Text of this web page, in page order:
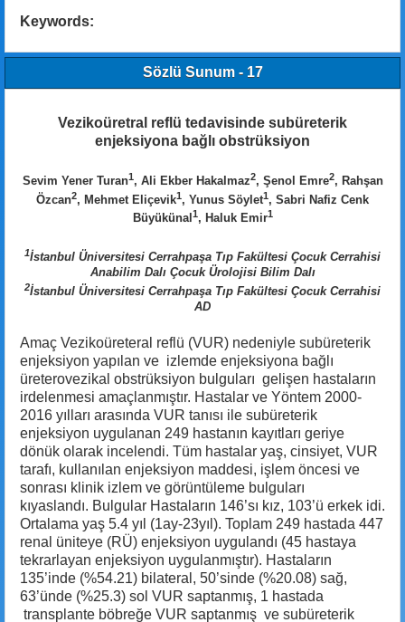
Keywords:
Sözlü Sunum - 17
Vezikoüretral reflü tedavisinde subüreterik
enjeksiyona bağlı obstrüksiyon
Sevim Yener Turan1, Ali Ekber Hakalmaz2, Şenol Emre2, Rahşan
Özcan2, Mehmet Eliçevik1, Yunus Söylet1, Sabri Nafiz Cenk
Büyükünal 1, Haluk Emir1
1İstanbul Üniversitesi Cerrahpaşa Tıp Fakültesi Çocuk Cerrahisi
Anabilim Dalı Çocuk Ürolojisi Bilim Dalı
2İstanbul Üniversitesi Cerrahpaşa Tıp Fakültesi Çocuk Cerrahisi
AD
Amaç Vezikoüreteral reflü (VUR) nedeniyle subüreterik
enjeksiyon yapılan ve izlemde enjeksiyona bağlı
üreterovezikal obstrüksiyon bulguları gelişen hastaların
irdelenmesi amaçlanmıştır. Hastalar ve Yöntem 2000-
2016 yılları arasında VUR tanısı ile subüreterik
enjeksiyon uygulanan 249 hastanın kayıtları geriye
dönük olarak incelendi. Tüm hastalar yaş, cinsiyet, VUR
tarafı, kullanılan enjeksiyon maddesi, işlem öncesi ve
sonrası klinik izlem ve görüntüleme bulguları
kıyaslandı. Bulgular Hastaların 146’sı kız, 103’ü erkek idi.
Ortalama yaş 5.4 yıl (1ay-23yıl). Toplam 249 hastada 447
renal üniteye (RÜ) enjeksiyon uygulandı (45 hastaya
tekrarlayan enjeksiyon uygulanmıştır). Hastaların
135’inde (%54.21) bilateral, 50’sinde (%20.08) sağ,
63’ünde (%25.3) sol VUR saptanmış, 1 hastada
transplante böbreğe VUR saptanmış ve subüreterik